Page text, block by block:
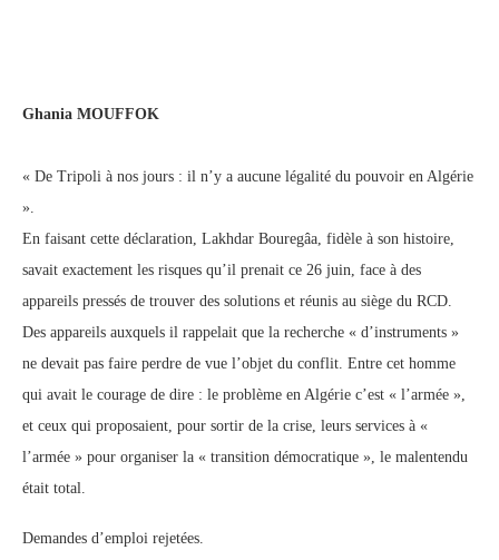
Ghania MOUFFOK
« De Tripoli à nos jours : il n’y a aucune légalité du pouvoir en Algérie
».
En faisant cette déclaration, Lakhdar Bouregâa, fidèle à son histoire,
savait exactement les risques qu’il prenait ce 26 juin, face à des
appareils pressés de trouver des solutions et réunis au siège du RCD.
Des appareils auxquels il rappelait que la recherche « d’instruments »
ne devait pas faire perdre de vue l’objet du conflit. Entre cet homme
qui avait le courage de dire : le problème en Algérie c’est « l’armée »,
et ceux qui proposaient, pour sortir de la crise, leurs services à «
l’armée » pour organiser la « transition démocratique », le malentendu
était total.
Demandes d’emploi rejetées.